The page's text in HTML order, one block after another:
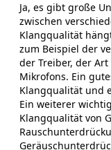
Ja, es gibt große
zwischen
Klangqualität
zum Beispiel der
der Treiber, der
Mikrofons. Ein
Klangqualität und
Ein weiterer
Klangqualität von